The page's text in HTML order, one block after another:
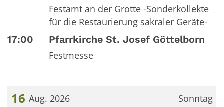
Festamt an der Grotte -Sonderkollekte
für die Restaurierung sakraler Geräte-
17:00 Pfarrkirche St. Josef Göttelborn
Festmesse
Sonntag
16 Aug. 2026